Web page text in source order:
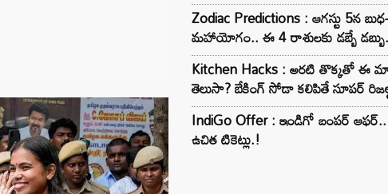
Zodiac Predictions : ఆగస్టు 5న
మహాయోగం.. ఈ 4 రాశులకు డబ్బే
Kitchen Hacks : అరటి తొక్కతో ఈ
తెలుసా? బేకింగ్ సోడా కలిపితే సూపర్
IndiGo Offer : ఇండిగో బంపర్
ఉచిత టికెట్లు.!